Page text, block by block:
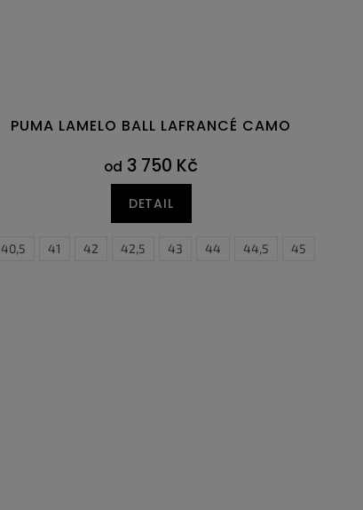
47,5
PUMA LAMELO BALL LAFRANCÉ CAMO
od 3 750 Kč
DETAIL
40,5 41 42 42,5 43 44 44,5 45